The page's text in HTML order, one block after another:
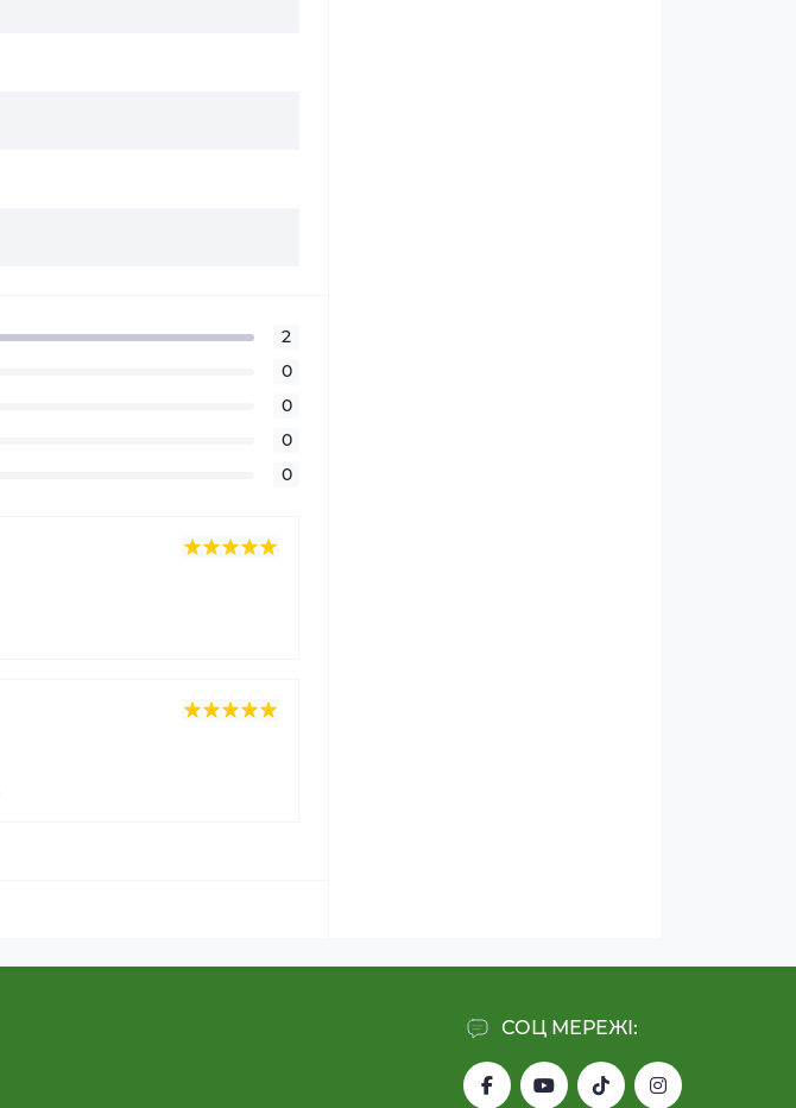
2
0
0
0
0
СОЦ МЕРЕЖІ: